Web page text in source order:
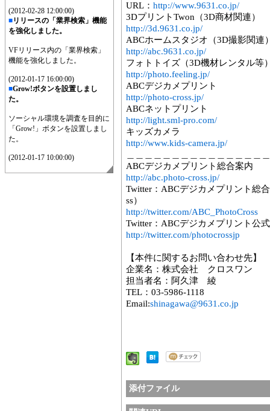
(2012-02-28 12:00:00)
■リリースの「業界検索」機能
を強化しました。
VFリリース内の「業界検索」
機能を強化しました。
(2012-01-17 16:00:00)
■Grow!ボタンを設置しまし
た。
ソーシャル環境を調査を目的に
「Grow!」ボタンを設置しまし
た。
(2012-01-17 10:00:00)
URL： http://www.9631.co.jp/
3DプリントTwon（3D商材関連）
http://3d.9631.co.jp/
ABCホームスタジオ（3D撮影関連
http://abc.9631.co.jp/
フォトトイズ（3D機材レンタル等
http://photo.feeling.jp/
ABCデジカメプリント
http://photo-cross.jp/
ABCネットプリント
http://light.sml-pro.com/
キッズカメラ
http://www.kids-camera.jp/
ABCデジカメプリント総合案内
http://abc.photo-cross.jp/
Twitter：ABCデジカメプリント総
ss）
http://twitter.com/ABC_PhotoCross
Twitter：ABCデジカメプリント公
http://twitter.com/photocrossjp
【本件に関するお問い合わせ先】
企業名：株式会社 クロスワン
担当者名：阿久津 綾
TEL：03-5986-1118
Email:shinagawa@9631.co.jp
添付ファイル